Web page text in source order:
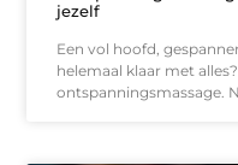
jezelf
Een vol hoofd,
helemaal klaar met
ontspanningsmassage.